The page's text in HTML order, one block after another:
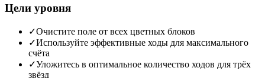
Цели уровня
✓Очистите поле от всех цветных блоков
✓Используйте эффективные ходы для максимального
счёта
✓Уложитесь в оптимальное количество ходов для трёх
звёзд